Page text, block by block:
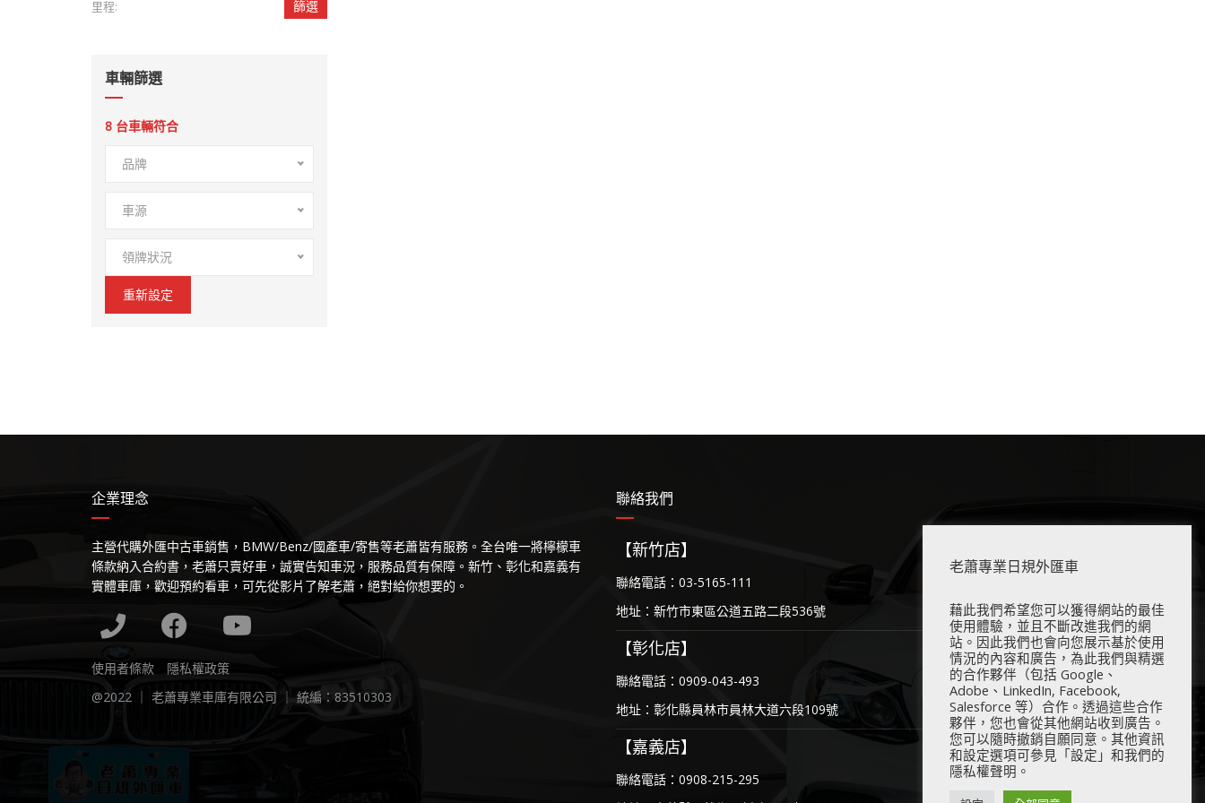
里程: 篩選
車輛篩選
8 台車輛符合
品牌
車源
領牌狀況
重新設定
企業理念
主營代購外匯中古車銷售，BMW/Benz/國產車/寄售等老蕭皆有服務。全台唯一將檸檬車
條款納入合約書，老蕭只賣好車，誠實告知車況，服務品質有保障。新竹、彰化和嘉義有
實體車庫，歡迎預約看車，可先從影片了解老蕭，絕對給你想要的。
使用者條款
隱私權政策
@2022 ｜ 老蕭專業車庫有限公司 ｜ 統編：83510303
聯絡我們
【新竹店】
聯絡電話：03-5165-111
地址：新竹市東區公道五路二段536號
【彰化店】
聯絡電話：0909-043-493
地址：彰化縣員林市員林大道六段109號
【嘉義店】
聯絡電話：0908-215-295
老蕭專業日規外匯車
藉此我們希望您可以獲得網站的最佳
使用體驗，並且不斷改進我們的網
站。因此我們也會向您展示基於使用
情況的內容和廣告，為此我們與精選
的合作夥伴（包括 Google、
Adobe、LinkedIn, Facebook,
Salesforce 等）合作。透過這些合作
夥伴，您也會從其他網站收到廣告。
您可以隨時撤銷自願同意。其他資訊
和設定選項可參見「設定」和我們的
隱私權聲明。